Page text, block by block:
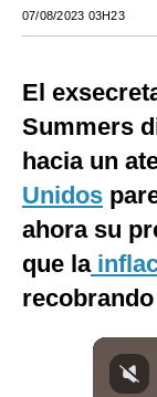
EEUU
España
Internacional
Tecnología
Club del Suscriptor
Mix
G de Gestión
Notas Contratadas
07/08/2023 03H23
El
Summers
hacia un
Unidos
ahora su
que la